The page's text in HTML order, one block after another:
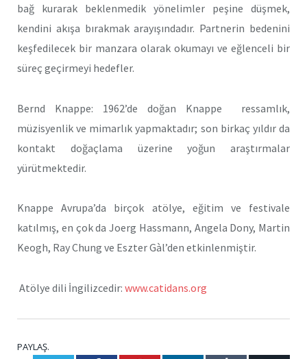
bağ kurarak beklenmedik yönelimler peşine düşmek,
kendini akışa bırakmak arayışındadır. Partnerin bedenini
keşfedilecek bir manzara olarak okumayı ve eğlenceli bir
süreç geçirmeyi hedefler.
Bernd Knappe: 1962’de doğan Knappe ressamlık,
müzisyenlik ve mimarlık yapmaktadır; son birkaç yıldır da
kontakt doğaçlama üzerine yoğun araştırmalar
yürütmektedir.
Knappe Avrupa’da birçok atölye, eğitim ve festivale
katılmış, en çok da Joerg Hassmann, Angela Dony, Martin
Keogh, Ray Chung ve Eszter Gàl’den etkinlenmiştir.
Atölye dili İngilizcedir: www.catidans.org
PAYLAŞ.